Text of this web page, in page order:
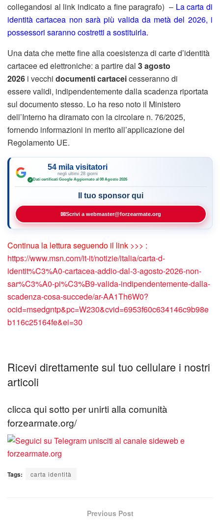
collegandosi al link indicato a fine paragrafo) – La carta di
identità cartacea non sarà più valida da metà del 2026, i
possessori saranno costretti a sostituirla.
Una data che mette fine alla coesistenza di carte d’identità
cartacee ed elettroniche: a partire dal 3 agosto
2026 i vecchi documenti cartaceicesseranno di
essere validi, indipendentemente dalla scadenza riportata
sul documento stesso. Lo ha reso noto il Ministero
dell’Interno ha diramato con la circolare n. 76/2025,
fornendo informazioni in merito all’applicazione del
Regolamento UE.
54 mila visitatori
negli ultimi 28 giorni
✓ Dati certificati Google·Aggiornato al 08 Agosto 2026
Il tuo sponsor qui
✉Scrivi a webmaster@forzearmate.org
Continua la lettura seguendo il link >>> :
https://www.msn.com/it-it/notizie/italia/carta-d-
identit%C3%A0-cartacea-addio-dal-3-agosto-2026-non-
sar%C3%A0-pi%C3%B9-valida-indipendentemente-dalla-
scadenza-cosa-succede/ar-AA1Th6W0?
ocid=msedgntp&pc=W230&cvid=6953f60c634146c9b98e
b116c25164fe&ei=30
Ricevi direttamente sul tuo cellulare i nostri
articoli
clicca qui sotto per unirti alla comunità
forzearmate.org/
Tags: carta identità
Previous Post